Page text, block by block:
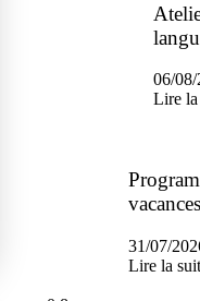
06/
Lire la
31/07/
Lire la